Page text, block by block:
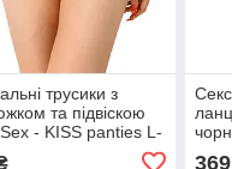
трусики з
та підвіскою
- KISS panties L-
369